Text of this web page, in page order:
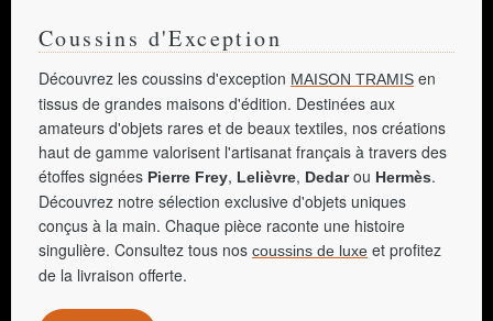
Coussins d'Exception
Découvrez les coussins d'exception MAISON TRAMIS en
tissus de grandes maisons d'édition. Destinées aux
amateurs d'objets rares et de beaux textiles, nos créations
haut de gamme valorisent l'artisanat français à travers des
étoffes signées Pierre Frey, Lelièvre, Dedarou Hermès.
Découvrez notre sélection exclusive d'objets uniques
conçus à la main. Chaque pièce raconte une histoire
singulière. Consultez tous nos coussins de luxe et profitez
de la livraison offerte.